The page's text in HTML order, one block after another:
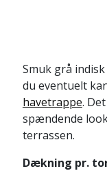
Smuk grå
du eventuelt
havetrappe.
spændende
terrassen.
Dækning pr.